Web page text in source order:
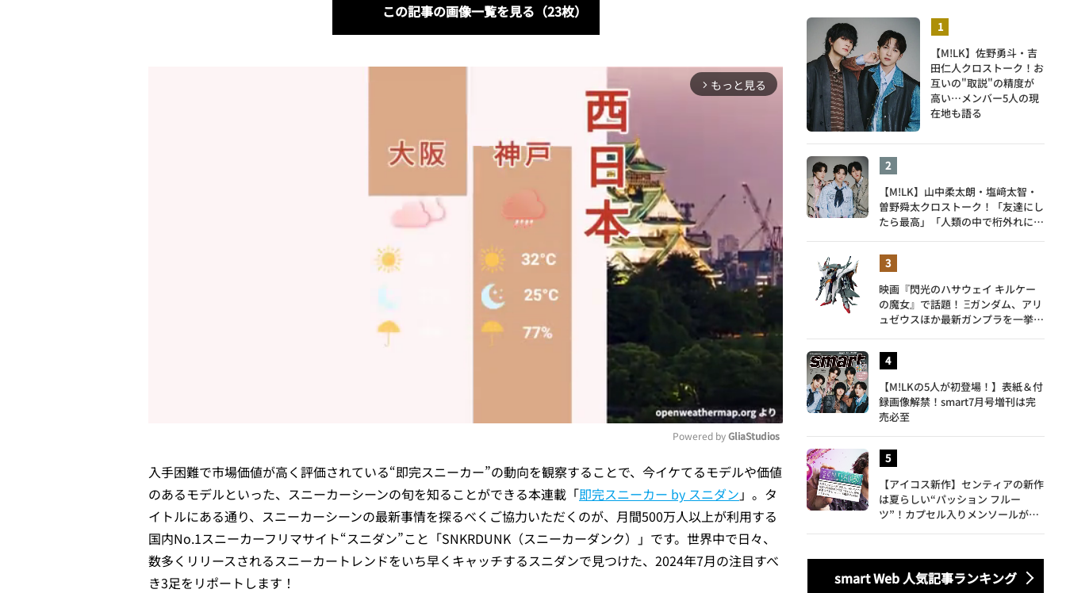
この記事の画像一覧を見る（23枚）
arrow_forward_ios もっと見る
Mute
Powered by GliaStudios
入手困難で市場価値が高く評価されている“即完スニーカー”の動向を観察することで、今イケてるモデルや価値
のあるモデルといった、スニーカーシーンの旬を知ることができる本連載「即完スニーカー by スニダン 」。タ
イトルにある通り、スニーカーシーンの最新事情を探るべくご協力いただくのが、月間500万人以上が利用する
国内No.1スニーカーフリマサイト“スニダン”こと「SNKRDUNK（スニーカーダンク）」です。世界中で日々、
数多くリリースされるスニーカートレンドをいち早くキャッチするスニダンで見つけた、2024年7月の注目すべ
き3足をリポートします！
【M!LK】佐野勇斗・吉
田仁人クロストーク！お
互いの"取説"の精度が
高い…メンバー5人の現
在地も語る
【M!LK】山中柔太朗・塩﨑太智・
曽野舜太クロストーク！「友達にし
たら最高」「人類の中で桁外れに面
映画『閃光のハサウェイ キルケー
の魔女』で話題！ Ξガンダム、アリ
ュゼウスほか最新ガンプラを一挙紹
【M!LKの5人が初登場！】表紙＆付
録画像解禁！smart7月号増刊は完
売必至
【アイコス新作】センティアの新作
は夏らしい“パッション フルー
ツ”！カプセル入りメンソールが仲
smart Web 人気記事ランキング